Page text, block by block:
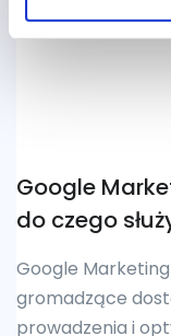
Google
do czego
Google
gromadzące
prowadzenia i